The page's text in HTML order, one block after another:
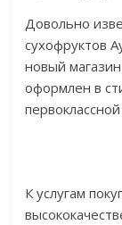
Довольно
сухофруктов
новый
оформлен в
К услугам